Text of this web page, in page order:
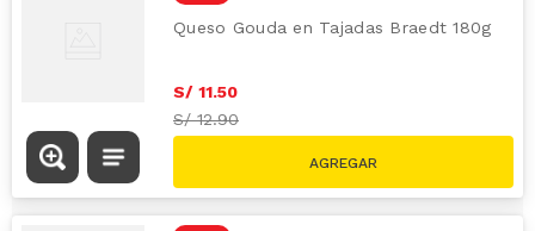
Queso Gouda en Tajadas Braedt 180g
S/ 11.50
S/12.90